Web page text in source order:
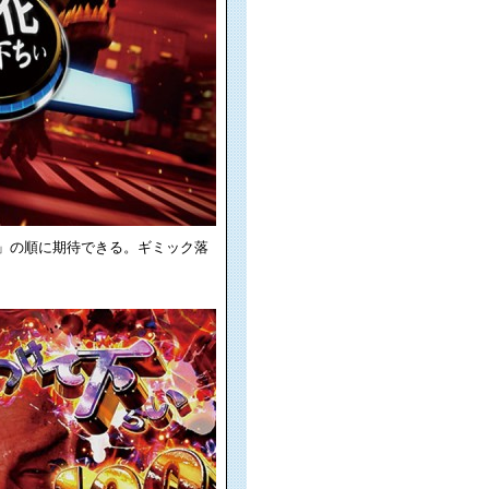
順に期待できる。ギミック落